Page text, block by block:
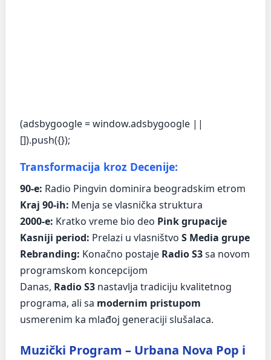
(adsbygoogle = window.adsbygoogle ||
[]).push({});
Transformacija kroz Decenije:
90-e: Radio Pingvin dominira beogradskim etrom
Kraj 90-ih: Menja se vlasnička struktura
2000-e: Kratko vreme bio deo Pink grupacije
Kasniji period: Prelazi u vlasništvo S Media grupe
Rebranding: Konačno postaje Radio S3sa novom
programskom koncepcijom
Danas, Radio S3 nastavlja tradiciju kvalitetnog
programa, ali sa modernim pristupom
usmerenim ka mlađoj generaciji slušalaca.
Muzički Program – Urbana Nova Pop i